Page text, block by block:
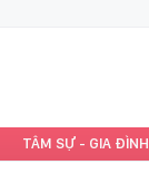
TÂM SỰ - GIA ĐÌNH